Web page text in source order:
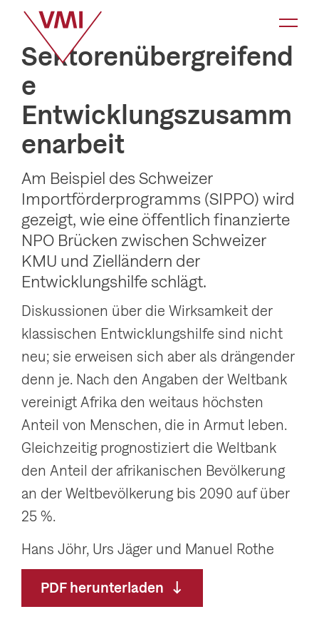
t
g
o
e
-
i
g
a
t
o
n
a
n
Sektorenübergreifend
e
Entwicklungszusamm
enarbeit
Am Beispiel des Schweizer
Importförderprogramms (SIPPO) wird
gezeigt, wie eine öffentlich finanzierte
NPO Brücken zwischen Schweizer
KMU und Zielländern der
Entwicklungshilfe schlägt.
Diskussionen über die Wirksamkeit der
klassischen Entwicklungshilfe sind nicht
neu; sie erweisen sich aber als drängender
denn je. Nach den Angaben der Weltbank
vereinigt Afrika den weitaus höchsten
Anteil von Menschen, die in Armut leben.
Gleichzeitig prognostiziert die Weltbank
den Anteil der afrikanischen Bevölkerung
an der Weltbevölkerung bis 2090 auf über
25 %.
Hans Jöhr, Urs Jäger und Manuel Rothe
PDF herunterladen